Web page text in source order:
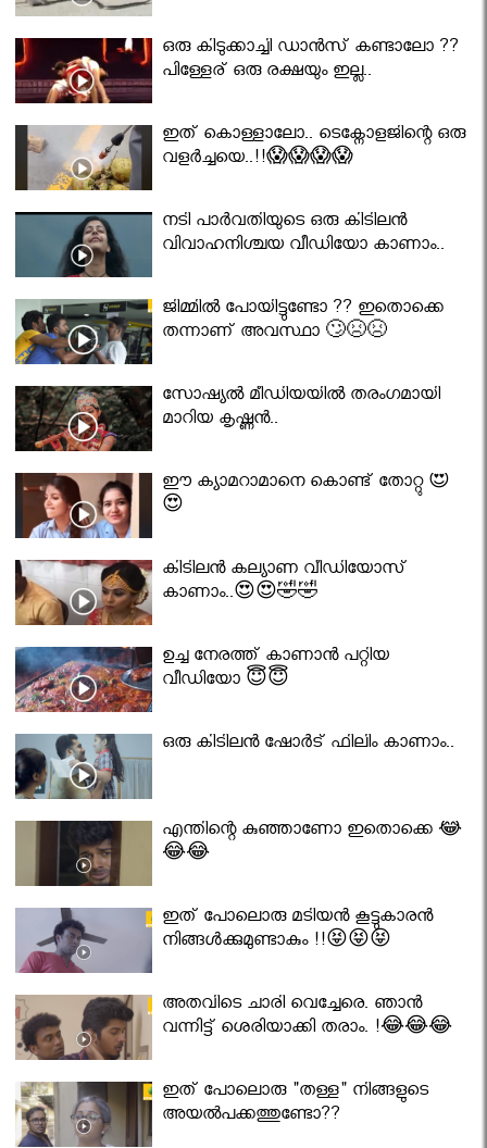
ഒരു കിടുക്കാച്ചി ഡാൻസ് കണ്ടാലോ ??
പിള്ളേര് ഒരു രക്ഷയും ഇല്ല..
ഇത് കൊള്ളാലോ.. ടെക്നോളജിന്റെ ഒരു
വളർച്ചയെ..!!😱😱😱😱
നടി പാർവതിയുടെ ഒരു കിടിലൻ
വിവാഹനിശ്ചയ വീഡിയോ കാണാം..
ജിമ്മിൽ പോയിട്ടുണ്ടോ ?? ഇതൊക്കെ
തന്നാണ് അവസ്ഥാ 🙄😣😣
സോഷ്യൽ മീഡിയയിൽ തരംഗമായി
മാറിയ കൃഷ്ണൻ..
ഈ ക്യാമറാമാനെ കൊണ്ട് തോറ്റു 😍
😍
കിടിലൻ കല്യാണ വീഡിയോസ്
കാണാം..😍😍🤣🤣
ഉച്ച നേരത്ത് കാണാൻ പറ്റിയ
വീഡിയോ 😇😇
ഒരു കിടിലൻ ഷോർട് ഫിലിം കാണാം..
എന്തിന്റെ കുഞ്ഞാണോ ഇതൊക്കെ 😂
😂😂
ഇത് പോലൊരു മടിയൻ കൂട്ടുകാരൻ
നിങ്ങൾക്കുമുണ്ടാകും !!😝😝😝
അതവിടെ ചാരി വെച്ചേരെ. ഞാൻ
വന്നിട്ട് ശെരിയാക്കി തരാം. !😂😂😂
ഇത് പോലൊരു "തള്ള" നിങ്ങളുടെ
അയല്‍പക്കത്തുണ്ടോ??